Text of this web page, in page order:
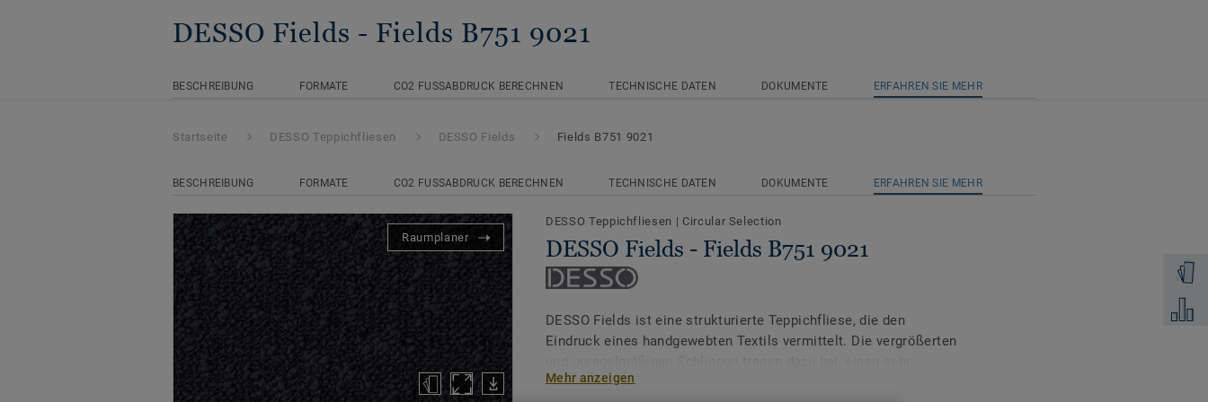
DESSO Fields - Fields B751 9021
BESCHREIBUNG FORMATE CO2 FUSSABDRUCK BERECHNEN TECHNISCHE DATEN DOKUMENTE ERFAHREN SIE MEHR
Zum
Startseite DESSO Teppichfliesen DESSO Fields Fields B751 9021
BESCHREIBUNG FORMATE CO2 FUSSABDRUCK BERECHNEN TECHNISCHE DATEN DOKUMENTE ERFAHREN SIE MEHR
Raumplaner
DESSO Teppichfliesen | Circular Selection
DESSO Fields - Fields B751 9021
DESSO Fields ist eine strukturierte Teppichfliese, die den
Eindruck eines handgewebten Textils vermittelt. Die vergrößerten
taktilen Bodenbelag zu schaffen, der jeden Raum warm und
Mehr anzeigen